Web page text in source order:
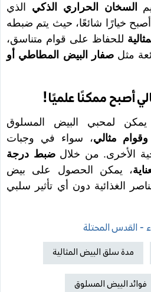
السخان الحراري الذكي الذي
أصبح خيارًا شائعًا، حيث يتم ضبطه
للحفاظ على قوام متناسق،
مثلصفار البيض المطاطي أو
أصبح ممكنًا علميًا!
يمكن لمحبي البيض المسلوق
مثالي، سواء في وجبات
الأخرى. من خلالضبط درجة
، يمكن الحصول على بيض
الغذائية دون أي تأثير سلبي
- القدس المحتلة
مدة سلق البيض المثالية
فوائد البيض المسلوق